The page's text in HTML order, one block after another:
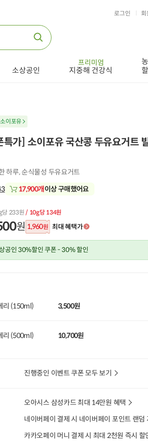
로그인 회
소상공인
프리미엄
지중해 건강식
소이포유
특가] 소이포유 국산콩 두유요거트
하루, 순식물성 두유요거트
17,900개이상 구매했어요
당 233원 / 10g당 134원
원 1,960원 최대 혜택가
공인 30%할인 쿠폰- 30% 할인
리 (150ml) 3,500원
리 (500ml) 10,700원
진행중인 이벤트 쿠폰 모두 보기
오아시스 삼성카드 최대 14만원 혜택
네이버페이 결제 시 네이버페이 포인트 랜덤
카카오페이 머니 결제 시 최대 2천원 즉시 할